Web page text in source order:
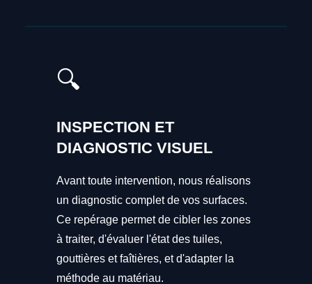
🔍
INSPECTION ET
DIAGNOSTIC VISUEL
Avant toute intervention, nous réalisons
un diagnostic complet de vos surfaces.
Ce repérage permet de cibler les zones
à traiter, d'évaluer l'état des tuiles,
gouttières et faîtières, et d'adapter la
méthode au matériau.